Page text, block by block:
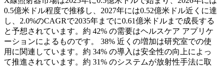
0.5億米ドル程度で推移し、2027年には0.52億米ドル近くに達
し、2.0%のCAGRで2035年までに0.61億米ドルまで成長する
と予想されています。約 42% の需要はヘルスケア アプリケ
ーションによるものです。 38% 近くの増加は研究室での使
用に関連しています。約 34% の導入は安全性の向上によっ
て推進されています。約 31% のシステムが放射性手法に取